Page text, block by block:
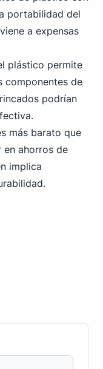
portabilidad del
a expensas
plástico permite
componentes de
podrían
más barato que
en ahorros de
implica